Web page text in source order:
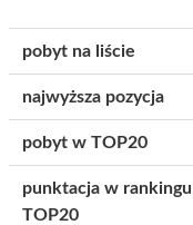
pobyt na liście
najwyższa pozycja
pobyt w TOP20
punktacja w
TOP20